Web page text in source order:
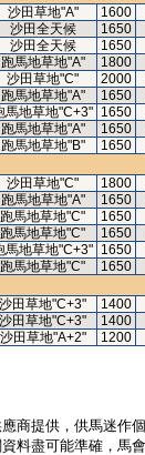
沙田草地"A" 1600
沙田全天候 1650
沙田全天候 1650
跑馬地草地"A" 1800
沙田草地"C" 2000
跑馬地草地"A" 1650
馬地草地"C+3" 1650
跑馬地草地"A" 1650
跑馬地草地"B" 1650
沙田草地"C" 1800
跑馬地草地"A" 1650
跑馬地草地"C" 1650
跑馬地草地"C" 1650
馬地草地"C+3" 1650
跑馬地草地"C" 1650
沙田草地"C+3" 1400
沙田草地"C+3" 1400
沙田草地"A+2" 1200
商提供，供馬迷作
料盡可能準確，馬